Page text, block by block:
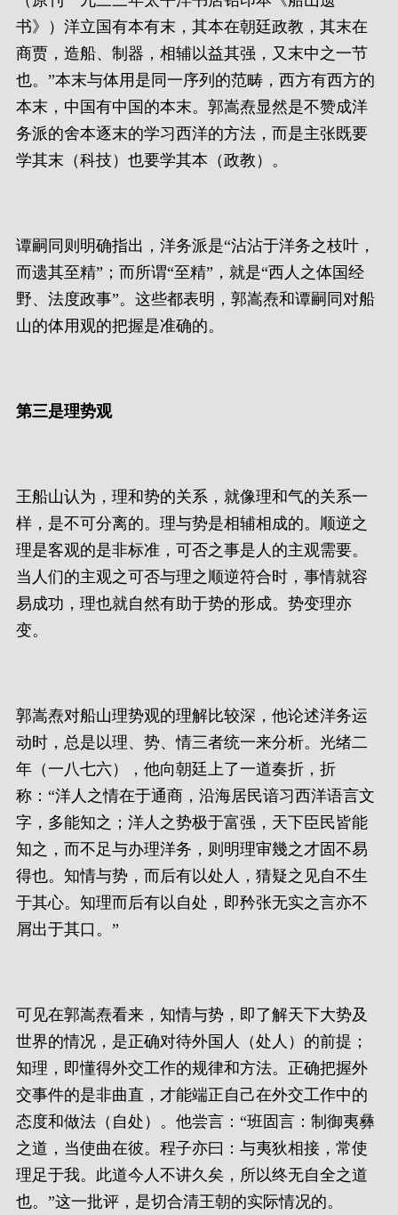
书》）洋立国有本有末，其本在朝廷政教，其末在
商贾，造船、制器，相辅以益其强，又末中之一节
也。”本末与体用是同一序列的范畴，西方有西方的
本末，中国有中国的本末。郭嵩焘显然是不赞成洋
务派的舍本逐末的学习西洋的方法，而是主张既要
学其末（科技）也要学其本（政教）。
谭嗣同则明确指出，洋务派是“沾沾于洋务之枝叶，
而遗其至精”；而所谓“至精”，就是“西人之体国经
野、法度政事”。这些都表明，郭嵩焘和谭嗣同对船
山的体用观的把握是准确的。
第三是理势观
王船山认为，理和势的关系，就像理和气的关系一
样，是不可分离的。理与势是相辅相成的。顺逆之
理是客观的是非标准，可否之事是人的主观需要。
当人们的主观之可否与理之顺逆符合时，事情就容
易成功，理也就自然有助于势的形成。势变理亦
变。
郭嵩焘对船山理势观的理解比较深，他论述洋务运
动时，总是以理、势、情三者统一来分析。光绪二
年（一八七六），他向朝廷上了一道奏折，折
称：“洋人之情在于通商，沿海居民谙习西洋语言文
字，多能知之；洋人之势极于富强，天下臣民皆能
知之，而不足与办理洋务，则明理审幾之才固不易
得也。知情与势，而后有以处人，猜疑之见自不生
于其心。知理而后有以自处，即矜张无实之言亦不
屑出于其口。”
可见在郭嵩焘看来，知情与势，即了解天下大势及
世界的情况，是正确对待外国人（处人）的前提；
知理，即懂得外交工作的规律和方法。正确把握外
交事件的是非曲直，才能端正自己在外交工作中的
态度和做法（自处）。他尝言：“班固言：制御夷彝
之道，当使曲在彼。程子亦曰：与夷狄相接，常使
理足于我。此道今人不讲久矣，所以终无自全之道
也。”这一批评，是切合清王朝的实际情况的。